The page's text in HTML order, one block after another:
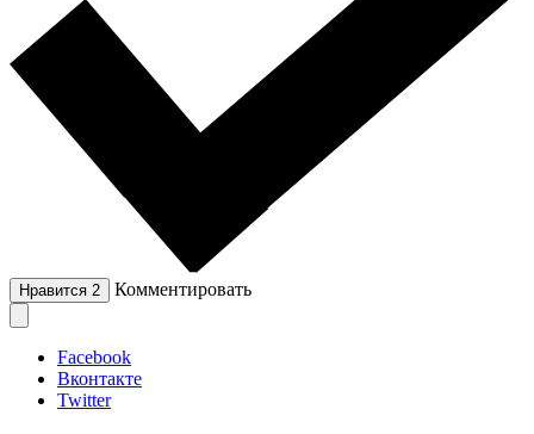
Нравится 2 Комментировать
Facebook
Вконтакте
Twitter